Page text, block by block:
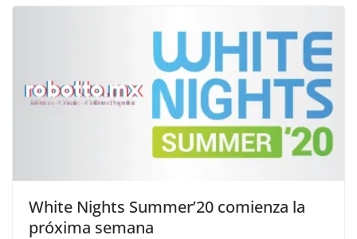
White Nights Summer’20 comienza la
próxima semana